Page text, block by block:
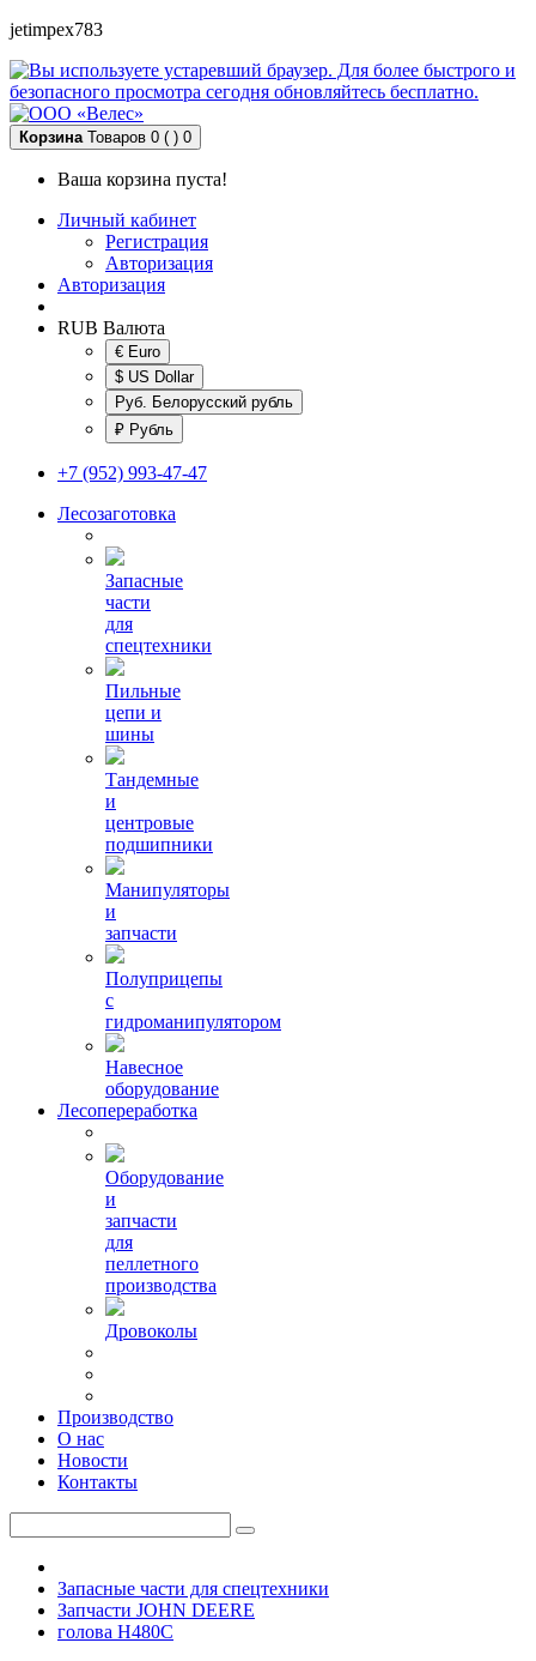
jetimpex783
Корзина Товаров 0 ( ) 0
Ваша корзина пуста!
Личный кабинет
Регистрация
Авторизация
Авторизация
RUB Валюта
€ Euro
$ US Dollar
Руб. Белорусский рубль
₽ Рубль
+7 (952) 993-47-47
Лесозаготовка
Запасные
части
для
спецтехники
Пильные
цепи и
шины
Тандемные
и
центровые
подшипники
Манипуляторы
и
запчасти
Полуприцепы
с
гидроманипулятором
Навесное
оборудование
Лесопереработка
Оборудование
и
запчасти
для
пеллетного
производства
Дровоколы
Производство
О нас
Новости
Контакты
Запасные части для спецтехники
Запчасти JOHN DEERE
голова H480C